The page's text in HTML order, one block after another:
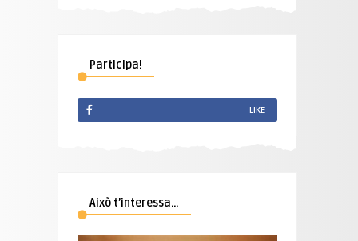
Participa!
LIKE
Això t’interessa…